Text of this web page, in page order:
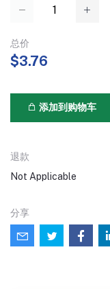
总价
$3.76
添加到购物车
退款
Not Applicable
分享